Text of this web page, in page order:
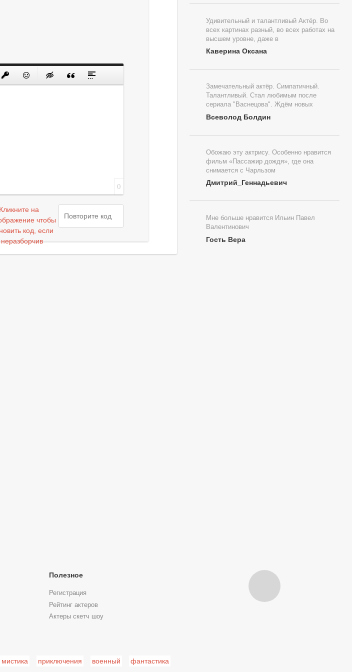
0
Удивительный и талантливый Актёр. Во
всех картинах разный, во всех работах на
высшем уровне, даже в
Каверина Оксана
Замечательный актёр. Симпатичный.
Талантливый. Стал любимым после
сериала "Васнецова". Ждём новых
Всеволод Болдин
Обожаю эту актрису. Особенно нравится
фильм «Пассажир дождя», где она
снимается с Чарльзом
Дмитрий_Геннадьевич
Мне больше нравится Ильин Павел
Валентинович
Гость Вера
Полезное
Регистрация
Рейтинг актеров
Актеры скетч шоу
мистика приключения военный фантастика